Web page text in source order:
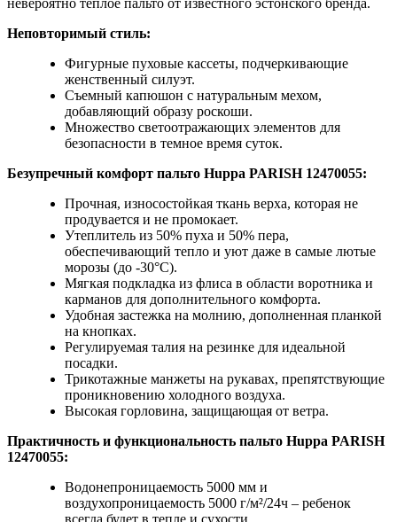
Неповторимый стиль:
Фигурные пуховые кассеты, подчеркивающие
женственный силуэт.
Съемный капюшон с натуральным мехом,
добавляющий образу роскоши.
Множество светоотражающих элементов для
безопасности в темное время суток.
Безупречный комфорт пальто Huppa PARISH 12470055:
Прочная, износостойкая ткань верха, которая не
продувается и не промокает.
Утеплитель из 50% пуха и 50% пера,
обеспечивающий тепло и уют даже в самые лютые
морозы (до -30°C).
Мягкая подкладка из флиса в области воротника и
карманов для дополнительного комфорта.
Удобная застежка на молнию, дополненная планкой
на кнопках.
Регулируемая талия на резинке для идеальной
посадки.
Трикотажные манжеты на рукавах, препятствующие
проникновению холодного воздуха.
Высокая горловина, защищающая от ветра.
Практичность и функциональность пальто Huppa PARISH
12470055:
Водонепроницаемость 5000 мм и
воздухопроницаемость 5000 г/м²/24ч – ребенок
всегда будет в тепле и сухости.